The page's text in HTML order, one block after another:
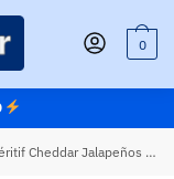
0
Jalapeños LambWeston surgelé – Carton 4 x 2,5 kg